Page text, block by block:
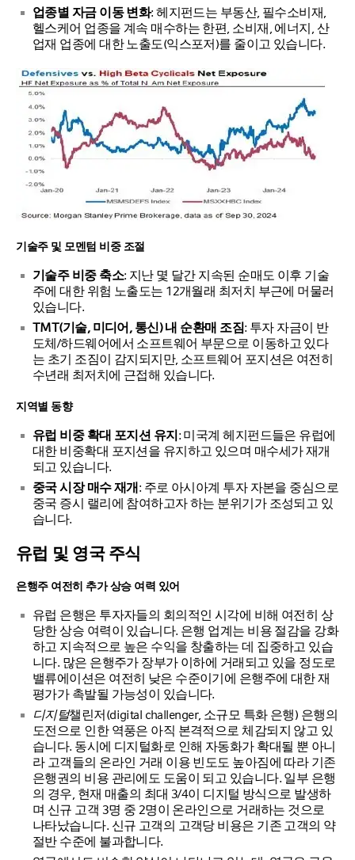
업종별 자금 이동 변화: 헤지펀드는 부동산, 필수소비재,
헬스케어 업종을 계속 매수하는 한편, 소비재, 에너지, 산
업재 업종에 대한 노출도(익스포저)를 줄이고 있습니다.
기술주 및 모멘텀 비중 조절
기술주 비중 축소: 지난 몇 달간 지속된 순매도 이후 기술
주에 대한 위험 노출도는 12개월래 최저치 부근에 머물러
있습니다.
TMT(기술, 미디어, 통신) 내 순환매 조짐: 투자 자금이 반
도체/하드웨어에서 소프트웨어 부문으로 이동하고 있다
는 초기 조짐이 감지되지만, 소프트웨어 포지션은 여전히
수년래 최저치에 근접해 있습니다.
지역별 동향
유럽 비중 확대 포지션 유지: 미국계 헤지펀드들은 유럽에
대한 비중확대 포지션을 유지하고 있으며 매수세가 재개
되고 있습니다.
중국 시장 매수 재개: 주로 아시아계 투자 자본을 중심으로
중국 증시 랠리에 참여하고자 하는 분위기가 조성되고 있
습니다.
유럽 및 영국 주식
은행주 여전히 추가 상승 여력 있어
유럽 은행은 투자자들의 회의적인 시각에 비해 여전히 상
당한 상승 여력이 있습니다. 은행 업계는 비용 절감을 강화
하고 지속적으로 높은 수익을 창출하는 데 집중하고 있습
니다. 많은 은행주가 장부가 이하에 거래되고 있을 정도로
밸류에이션은 여전히 낮은 수준이기에 은행주에 대한 재
평가가 촉발될 가능성이 있습니다.
디지털챌린저(digital challenger, 소규모 특화 은행) 은행의
도전으로 인한 역풍은 아직 본격적으로 체감되지 않고 있
습니다. 동시에 디지털화로 인해 자동화가 확대될 뿐 아니
라 고객들의 온라인 거래 이용 빈도도 높아짐에 따라 기존
은행권의 비용 관리에도 도움이 되고 있습니다. 일부 은행
의 경우, 현재 매출의 최대 3/4이 디지털 방식으로 발생하
며 신규 고객 3명 중 2명이 온라인으로 거래하는 것으로
나타났습니다. 신규 고객의 고객당 비용은 기존 고객의 약
절반 수준에 불과합니다.